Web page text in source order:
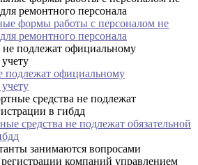
формы работы с персоналом не
ремонтного персонала
подлежат официальному
средства не подлежат обязательной